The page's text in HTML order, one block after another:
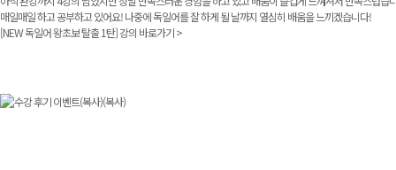
매일매일 하고 공부하고 있어요! 나중에 독일어를 잘 하게 될 날까지 열심히 배움을 느끼겠습니다!
[NEW 독일어 왕초보 탈출 1탄]강의 바로가기 >